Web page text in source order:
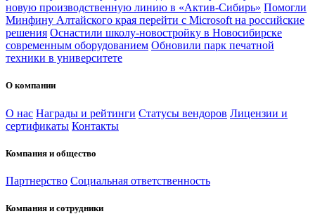
новую производственную линию в «Актив-Сибирь» Помогли
Минфину Алтайского края перейти с Microsoft на российские
решения Оснастили школу-новостройку в Новосибирске
современным оборудованием Обновили парк печатной
техники в университете
О компании
О нас Награды и рейтинги Статусы вендоров Лицензии и
сертификаты Контакты
Компания и общество
Партнерство Социальная ответственность
Компания и сотрудники